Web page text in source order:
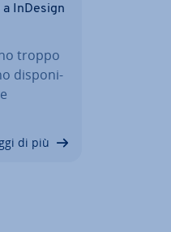
InDesign
troppo
di­spo­ni­
di più